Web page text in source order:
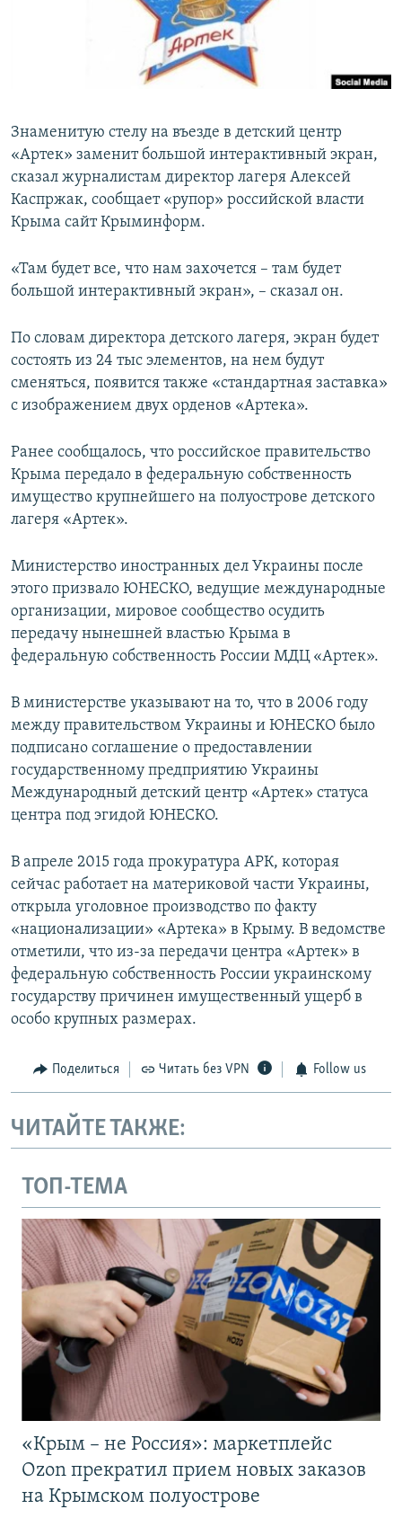
ПОБЕДИТЕЛЕЙ НЕ СУДЯТ?
КРЫМ.НЕПОКОРЕННЫЙ
Все сайты RFE/RL
Знаменитую стелу на въезде в детский центр
«Артек» заменит большой интерактивный экран,
сказал журналистам директор лагеря Алексей
Каспржак, сообщает «рупор» российской власти
Крыма сайт Крыминформ.
«Там будет все, что нам захочется – там будет
большой интерактивный экран», – сказал он.
По словам директора детского лагеря, экран будет
состоять из 24 тыс элементов, на нем будут
сменяться, появится также «стандартная заставка»
с изображением двух орденов «Артека».
Ранее сообщалось, что российское правительство
Крыма передало в федеральную собственность
имущество крупнейшего на полуострове детского
лагеря «Артек».
Министерство иностранных дел Украины после
этого призвало ЮНЕСКО, ведущие международные
организации, мировое сообщество осудить
передачу нынешней властью Крыма в
федеральную собственность России МДЦ «Артек».
В министерстве указывают на то, что в 2006 году
между правительством Украины и ЮНЕСКО было
подписано соглашение о предоставлении
государственному предприятию Украины
Международный детский центр «Артек» статуса
центра под эгидой ЮНЕСКО.
В апреле 2015 года прокуратура АРК, которая
сейчас работает на материковой части Украины,
открыла уголовное производство по факту
«национализации» «Артека» в Крыму. В ведомстве
отметили, что из-за передачи центра «Артек» в
федеральную собственность России украинскому
государству причинен имущественный ущерб в
особо крупных размерах.
Поделиться Читать без VPN Follow us
ЧИТАЙТЕ ТАКЖЕ:
ТОП-ТЕМА
«Крым – не Россия»: маркетплейс
Ozon прекратил прием новых заказов
на Крымском полуострове